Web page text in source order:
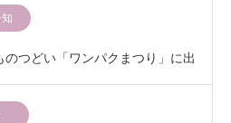
バ…
つどい「ワンパクまつり」に出